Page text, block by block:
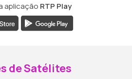
aplicação RTP Play
de Satélites